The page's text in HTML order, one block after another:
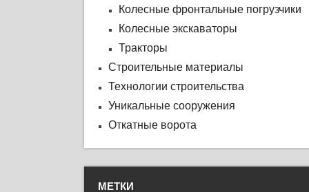
Колесные фронтальные погрузчики
Колесные экскаваторы
Тракторы
Строительные материалы
Технологии строительства
Уникальные сооружения
Откатные ворота
МЕТКИ